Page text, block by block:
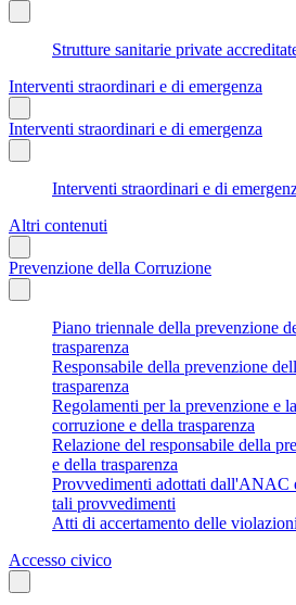
Strutture sanitarie private
Interventi straordinari e di emergenza
Interventi straordinari e di emergenza
Interventi straordinari e di
Altri contenuti
Prevenzione della Corruzione
Piano triennale della prevenzione
trasparenza
Responsabile della prevenzione
trasparenza
Regolamenti per la prevenzione e
corruzione e della trasparenza
Relazione del responsabile della
e della trasparenza
Provvedimenti adottati dall'ANAC
tali provvedimenti
Atti di accertamento delle violazioni
Accesso civico